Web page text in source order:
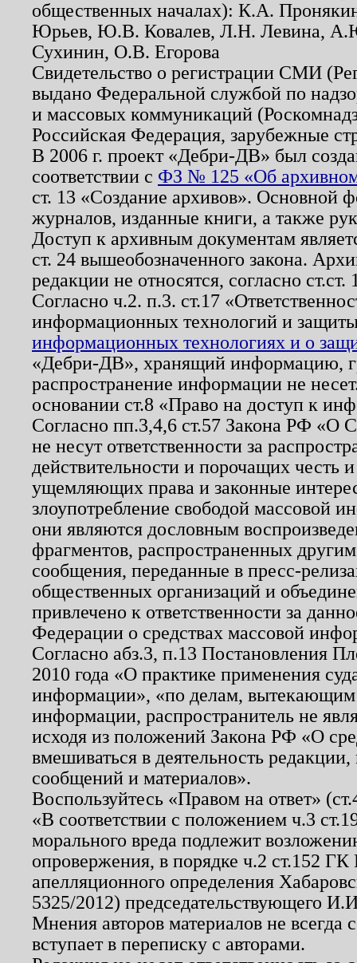
общественных началах): К.А.
Юрьев, Ю.В. Ковалев, Л.Н. Левина,
Сухинин, О.В. Егорова
Свидетельство о регистрации СМИ
выдано Федеральной службой по
и массовых коммуникаций
Российская Федерация, зарубежные
В 2006 г. проект «Дебри-ДВ» был
соответствии с ФЗ № 125 «Об
ст. 13 «Создание архивов». Основной
журналов, изданные книги, а также
Доступ к архивным документам
ст. 24 вышеобозначенного закона.
редакции не относятся, согласно
Согласно ч.2. п.3. ст.17
информационных технологий и
информационных технологиях и о
«Дебри-ДВ», хранящий информацию,
распространение информации не
основании ст.8 «Право на доступ к
Согласно пп.3,4,6 ст.57 Закона РФ «О
не несут ответственности за
действительности и порочащих честь
ущемляющих права и законные
злоупотребление свободой массовой
они являются дословным
фрагментов, распространенных
сообщения, переданные в пресс-
общественных организаций и
привлечено к ответственности за
Федерации о средствах массовой
Согласно абз.3, п.13 Постановления
2010 года «О практике применения
информации», «по делам, вытекающим
информации, распространитель не
исходя из положений Закона РФ «О
вмешиваться в деятельность
сообщений и материалов».
Воспользуйтесь «Правом на ответ»
«В соответствии с положением ч.3
морального вреда подлежит
опровержения, в порядке ч.2 ст.152
апелляционного определения
5325/2012) председательствующего
Мнения авторов материалов не
вступает в переписку с авторами.